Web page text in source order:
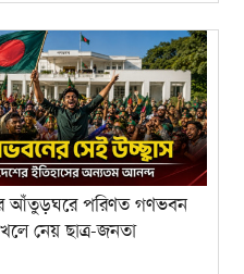
আঁতুড়ঘরে পরিণত গণভবন
নেয় ছাত্র-জনতা